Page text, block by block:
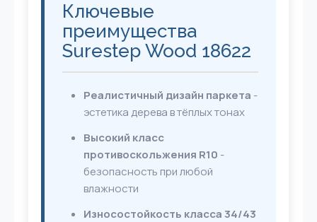
Ключевые
преимущества
Surestep Wood 18622
Реалистичный дизайн паркета -
эстетика дерева в тёплых тонах
Высокий класс
противоскольжения R10 -
безопасность при любой
влажности
Износостойкость класса 34/43